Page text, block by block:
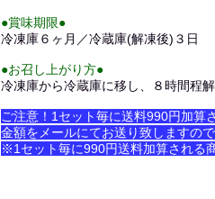
●賞味期限●
冷凍庫６ヶ月／冷蔵庫(解凍後)３日
●お召し上がり方●
冷凍庫から冷蔵庫に移し、８時間程
ご注意！1セット毎に送料990円加算
金額をメールにてお送り致しますの
※1セット毎に990円送料加算される